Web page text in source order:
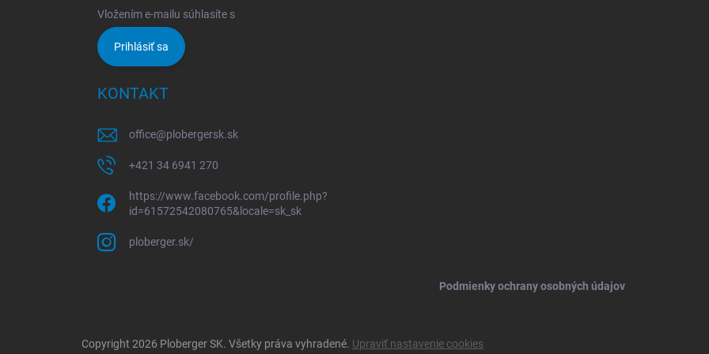
Vložením e-mailu súhlasíte s
Prihlásiť sa
KONTAKT
office@plobergersk.sk
+421 34 6941 270
https://www.facebook.com/profile.php?
id=61572542080765&locale=sk_sk
ploberger.sk/
Podmienky ochrany osobných údajov
Copyright 2026 Ploberger SK. Všetky práva vyhradené. Upraviť nastavenie cookies